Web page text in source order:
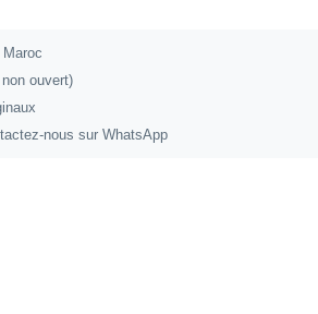
ouvert)
nous sur WhatsApp